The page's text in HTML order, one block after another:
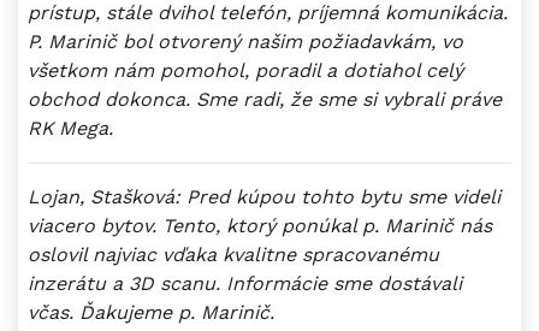
prístup, stále dvihol telefón, príjemná komunikácia.
P. Marinič bol otvorený našim požiadavkám, vo
všetkom nám pomohol, poradil a dotiahol celý
obchod dokonca. Sme radi, že sme si vybrali práve
RK Mega.
Lojan, Stašková: Pred kúpou tohto bytu sme videli
viacero bytov. Tento, ktorý ponúkal p. Marinič nás
oslovil najviac vďaka kvalitne spracovanému
inzerátu a 3D scanu. Informácie sme dostávali
včas. Ďakujeme p. Marinič.